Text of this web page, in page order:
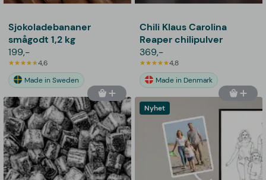
Sjokoladebananer
smågodt 1,2 kg
199,-
4,6
Made in Sweden
Chili Klaus Carolina
Reaper chilipulver
369,-
4,8
Made in Denmark
Nyhet